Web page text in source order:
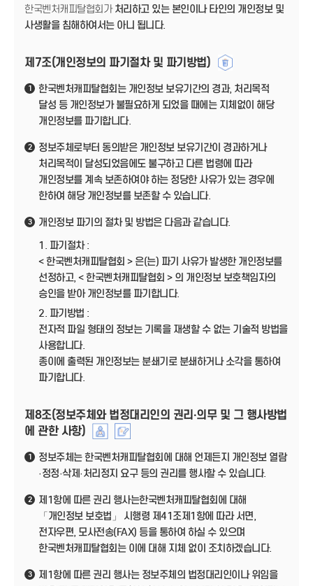
한국벤처캐피탈협회가처리하고 있는 본인이나 타인의 개인정보 및
사생활을 침해하여서는 아니 됩니다.
제7조(개인정보의 파기절차 및 파기방법)
1
한국벤처캐피탈협회는 개인정보 보유기간의 경과, 처리목적
달성 등 개인정보가 불필요하게 되었을 때에는 지체없이 해당
개인정보를 파기합니다.
2
정보주체로부터 동의받은 개인정보 보유기간이 경과하거나
처리목적이 달성되었음에도 불구하고 다른 법령에 따라
개인정보를 계속 보존하여야 하는 정당한 사유가 있는 경우에
한하여 해당 개인정보를 보존할 수 있습니다.
3
개인정보 파기의 절차 및 방법은 다음과 같습니다.
1. 파기절차 :
< 한국벤처캐피탈협회 > 은(는) 파기 사유가 발생한 개인정보를
선정하고, < 한국벤처캐피탈협회 > 의 개인정보 보호책임자의
승인을 받아 개인정보를 파기합니다.
2. 파기방법 :
전자적 파일 형태의 정보는 기록을 재생할 수 없는 기술적 방법을
사용합니다.
종이에 출력된 개인정보는 분쇄기로 분쇄하거나 소각을 통하여
파기합니다.
제8조(정보주체와 법정대리인의 권리·의무 및 그 행사방법
에 관한 사항)
1
정보주체는 한국벤처캐피탈협회에 대해 언제든지 개인정보 열람
·정정·삭제·처리정지 요구 등의 권리를 행사할 수 있습니다.
2
제1항에 따른 권리 행사는한국벤처캐피탈협회에 대해
「개인정보 보호법」 시행령 제41조제1항에 따라 서면,
전자우편, 모사전송(FAX) 등을 통하여 하실 수 있으며
한국벤처캐피탈협회는 이에 대해 지체 없이 조치하겠습니다.
3
제1항에 따른 권리 행사는 정보주체의 법정대리인이나 위임을